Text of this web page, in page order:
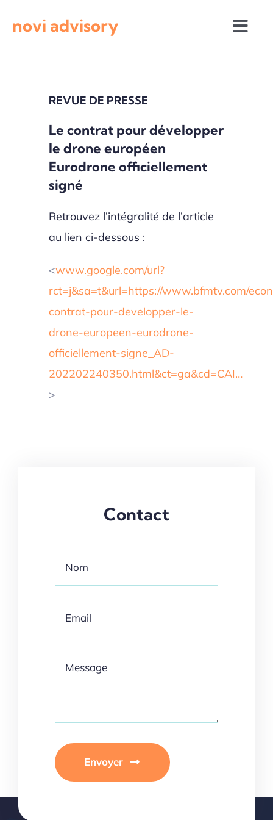
novi advisory
Actualités institutionnelles
Appels à projets
REVUE DE PRESSE
Le contrat pour développer
le drone européen
Eurodrone officiellement
signé
Retrouvez l’intégralité de l’article
au lien ci-dessous :
<www.google.com/url?
rct=j&sa=t&url=https://www.bfmtv.com/
contrat-pour-developper-le-
drone-europeen-eurodrone-
officiellement-signe_AD-
202202240350.html&ct=ga&cd=CAI…
>
Contact
Envoyer